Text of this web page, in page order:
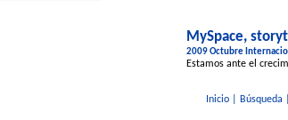
MySpace,
2009 Octubre
Estamos ante el
Inicio Búsqueda